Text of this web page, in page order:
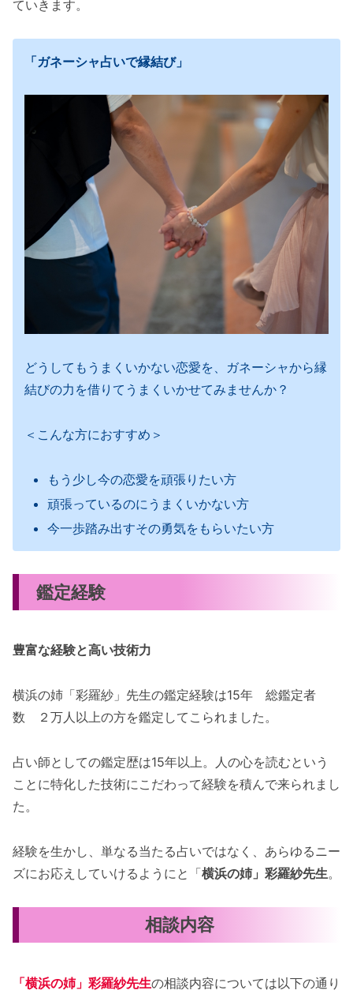
ていきます。
「ガネーシャ占いで縁結び」
どうしてもうまくいかない恋愛を、ガネーシャから縁
結びの力を借りてうまくいかせてみませんか？
＜こんな方におすすめ＞
もう少し今の恋愛を頑張りたい方
頑張っているのにうまくいかない方
今一歩踏み出すその勇気をもらいたい方
鑑定経験
豊富な経験と高い技術力
横浜の姉「彩羅紗」先生の鑑定経験は15年 総鑑定者
数 ２万人以上の方を鑑定してこられました。
占い師としての鑑定歴は15年以上。人の心を読むという
ことに特化した技術にこだわって経験を積んで来られまし
た。
経験を生かし、単なる当たる占いではなく、あらゆるニー
ズにお応えしていけるようにと「横浜の姉」彩羅紗先生。
相談内容
「横浜の姉」彩羅紗先生の相談内容については以下の通り